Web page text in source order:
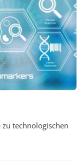
technologischen